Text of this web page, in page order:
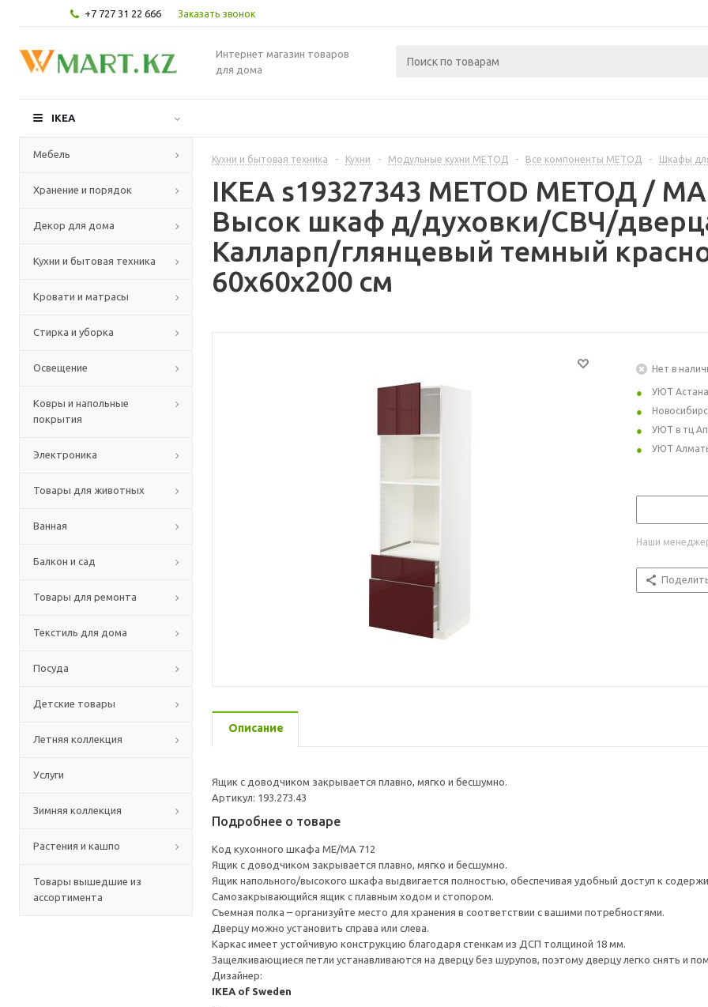
+7 727 31 22 666 Заказать звонок
Интернет магазин товаров
для дома
IKEA
Мебель
Хранение и порядок
Декор для дома
Кухни и бытовая техника
Кровати и матрасы
Стирка и уборка
Освещение
Ковры и напольные
покрытия
Электроника
Товары для животных
Ванная
Балкон и сад
Товары для ремонта
Текстиль для дома
Посуда
Детские товары
Летняя коллекция
Услуги
Зимняя коллекция
Растения и кашпо
Товары вышедшие из
ассортимента
Кухни и бытовая техника - Кухни - Модульные кухни МЕТОД - Все компоненты МЕТОД - Шкафы
IKEA s19327343 METOD МЕТОД /
Высок шкаф д/духовки/СВЧ/
Калларп/глянцевый темный
60x60x200 см
Нет в
УЮТ Астана
УЮТ в тц
УЮТ
Наши
Описание
Ящик с доводчиком закрывается плавно, мягко и бесшумно.
Артикул: 193.273.43
Подробнее о товаре
Код кухонного шкафа ME/MA 712
Ящик с доводчиком закрывается плавно, мягко и бесшумно.
Ящик напольного/высокого шкафа выдвигается полностью, обеспечивая удобный доступ к
Cамозакрывающийся ящик с плавным ходом и стопором.
Съемная полка – организуйте место для хранения в соответствии с вашими потребностями.
Дверцу можно установить справа или слева.
Каркас имеет устойчивую конструкцию благодаря стенкам из ДСП толщиной 18 мм.
Защелкивающиеся петли устанавливаются на дверцу без шурупов, поэтому дверцу легко снять и
Дизайнер:
IKEA of Sweden